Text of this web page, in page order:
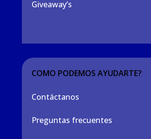
Giveaway’s
COMO PODEMOS AYUDARTE?
Contáctanos
Preguntas frecuentes